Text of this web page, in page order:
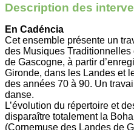
Description des
En Cadéncia
Cet ensemble présente un
des Musiques Traditionnelles
de Gascogne, à partir
Gironde, dans les Landes et
des années 70 à 90. Un
danse.
L’évolution du répertoire et
disparaître totalement la Boha
(Cornemuse des Landes de